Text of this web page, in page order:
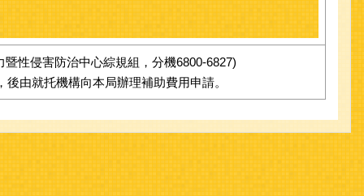
性侵害防治中心綜規組，分機6800-6827)
由就托機構向本局辦理補助費用申請。